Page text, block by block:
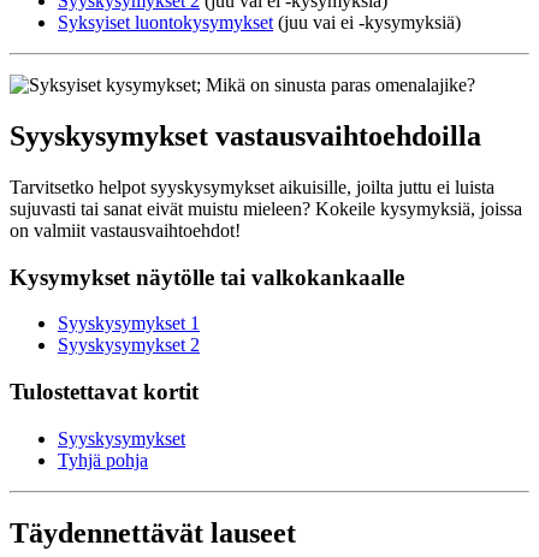
Syksyiset luontokysymykset (juu vai ei -kysymyksiä)
Syyskysymykset vastausvaihtoehdoilla
Tarvitsetko helpot syyskysymykset aikuisille, joilta juttu ei luista
sujuvasti tai sanat eivät muistu mieleen? Kokeile kysymyksiä, joissa
on valmiit vastausvaihtoehdot!
Kysymykset näytölle tai valkokankaalle
Syyskysymykset 1
Syyskysymykset 2
Tulostettavat kortit
Syyskysymykset
Tyhjä pohja
Täydennettävät lauseet